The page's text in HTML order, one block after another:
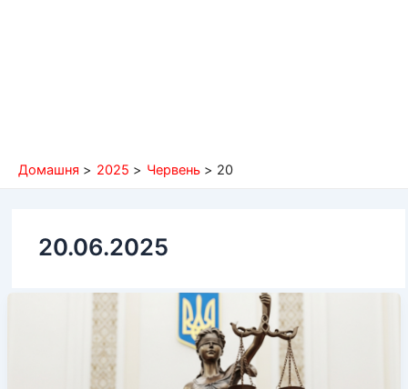
Домашня 2025 Червень 20
20.06.2025